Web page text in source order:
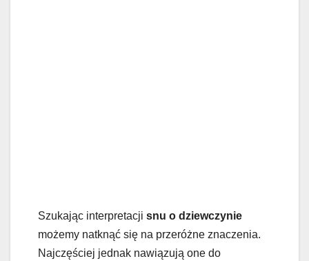
Szukając interpretacji snu o dziewczynie
możemy natknąć się na przeróżne znaczenia.
Najczęściej jednak nawiązują one do